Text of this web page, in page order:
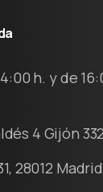
h. y de
4 Gijón
28012 Madrid